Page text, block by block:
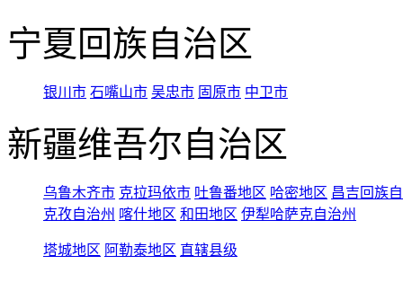
宁夏回族自治区
银川市 石嘴山市 吴忠市 固原市 中卫市
新疆维吾尔自治区
乌鲁木齐市 克拉玛依市 吐鲁番地区 哈密地区 昌吉回族
克孜自治州 喀什地区 和田地区 伊犁哈萨克自治州
塔城地区 阿勒泰地区 直辖县级